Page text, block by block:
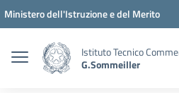
Vai ai contenuti
Vai al menu di navigazione
Vai al footer
Ministero dell'Istruzione e del Merito
Istituto Tecnico
G.Sommeiller